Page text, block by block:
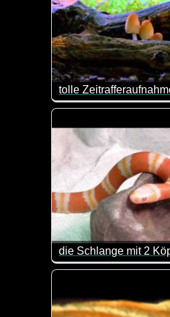
tolle
Auch wenn ich nicht
die Schlange mit 2
Nicht funny, aber